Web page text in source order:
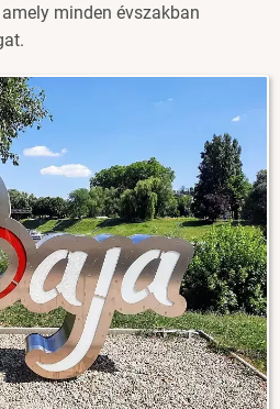
minden évszakban